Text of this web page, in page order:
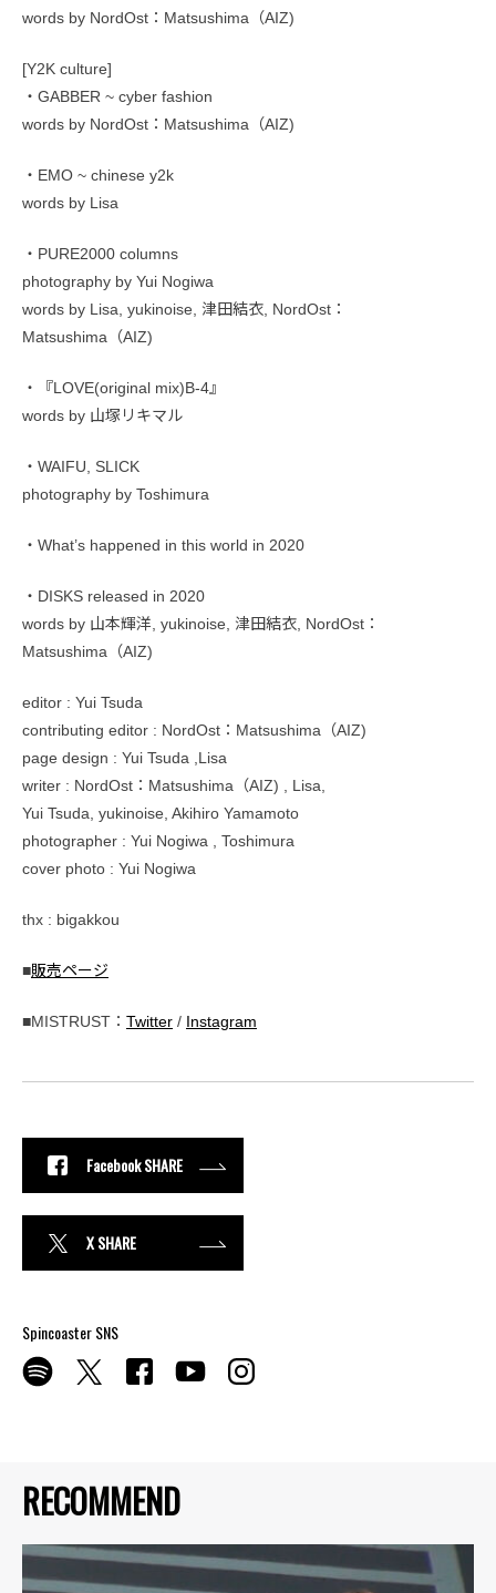
RECOMMEND
words by NordOst：Matsushima（AIZ)
[Y2K culture]
・GABBER ~ cyber fashion
words by NordOst：Matsushima（AIZ)
・EMO ~ chinese y2k
words by Lisa
・PURE2000 columns
photography by Yui Nogiwa
words by Lisa, yukinoise, 津田結衣, NordOst：
Matsushima（AIZ)
・『LOVE(original mix)B-4』
words by 山塚リキマル
・WAIFU, SLICK
photography by Toshimura
・What’s happened in this world in 2020
・DISKS released in 2020
words by 山本輝洋, yukinoise, 津田結衣, NordOst：
Matsushima（AIZ)
editor : Yui Tsuda
contributing editor : NordOst：Matsushima（AIZ)
page design : Yui Tsuda ,Lisa
writer : NordOst：Matsushima（AIZ) , Lisa,
Yui Tsuda, yukinoise, Akihiro Yamamoto
photographer : Yui Nogiwa , Toshimura
cover photo : Yui Nogiwa
thx : bigakkou
■販売ページ
■MISTRUST： Twitter / Instagram
Facebook SHARE
X SHARE
Spincoaster SNS